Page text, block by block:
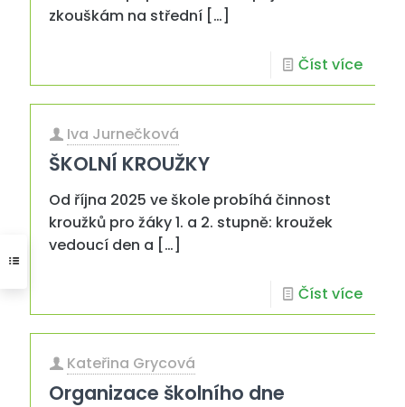
zkouškám na střední […]
Číst více
Iva Jurnečková
ŠKOLNÍ KROUŽKY
Od října 2025 ve škole probíhá činnost
kroužků pro žáky 1. a 2. stupně: kroužek
vedoucí den a […]
Číst více
Kateřina Grycová
Organizace školního dne